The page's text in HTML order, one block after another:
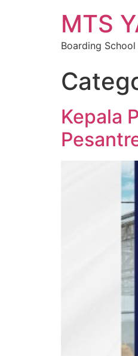
MTS
Boarding School
Kepala